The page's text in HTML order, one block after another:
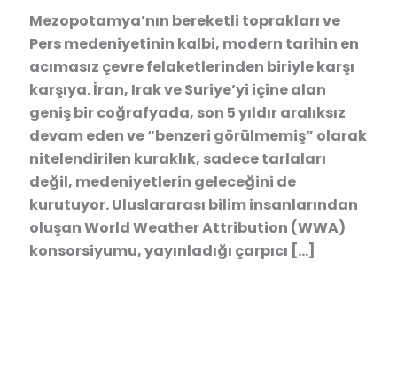
Mezopotamya’nın bereketli toprakları ve
Pers medeniyetinin kalbi, modern tarihin en
acımasız çevre felaketlerinden biriyle karşı
karşıya. İran, Irak ve Suriye’yi içine alan
geniş bir coğrafyada, son 5 yıldır aralıksız
devam eden ve “benzeri görülmemiş” olarak
nitelendirilen kuraklık, sadece tarlaları
değil, medeniyetlerin geleceğini de
kurutuyor. Uluslararası bilim insanlarından
oluşan World Weather Attribution (WWA)
konsorsiyumu, yayınladığı çarpıcı […]